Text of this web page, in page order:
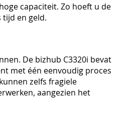
capaciteit. Zo hoeft u de
en geld.
De bizhub C3320i bevat
met één eenvoudig proces
zelfs fragiele
aangezien het